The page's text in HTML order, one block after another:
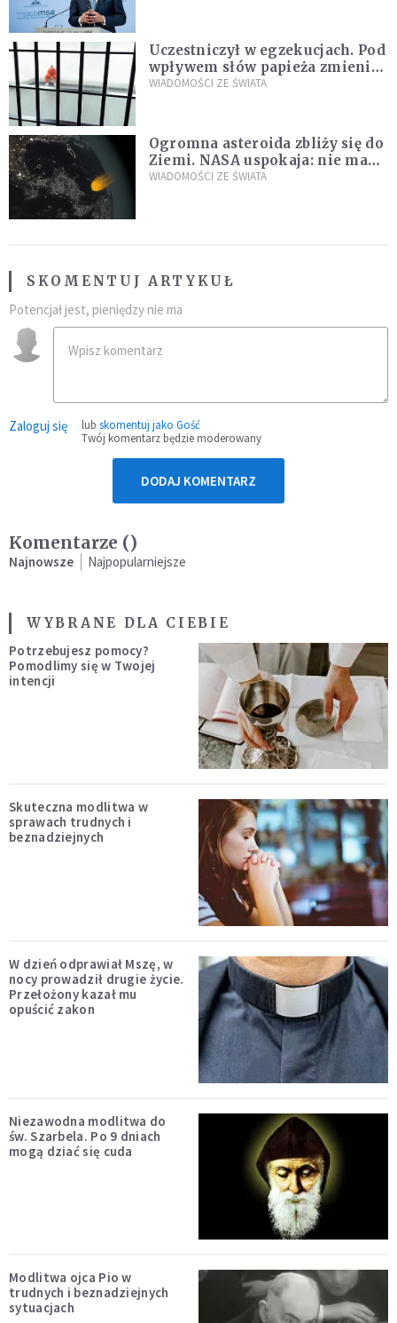
Uczestniczył w egzekucjach. Pod
wpływem słów papieża zmienił
zdanie
WIADOMOŚCI ZE ŚWIATA
Ogromna asteroida zbliży się do
Ziemi. NASA uspokaja: nie ma
zagrożenia
WIADOMOŚCI ZE ŚWIATA
SKOMENTUJ ARTYKUŁ
Potencjał jest, pieniędzy nie ma
Zaloguj się lub skomentuj jako Gość
Twój komentarz będzie moderowany
DODAJ KOMENTARZ
Komentarze ()
Najnowsze Najpopularniejsze
WYBRANE DLA CIEBIE
Potrzebujesz pomocy?
Pomodlimy się w Twojej
intencji
Skuteczna modlitwa w
sprawach trudnych i
beznadziejnych
W dzień odprawiał Mszę, w
nocy prowadził drugie życie.
Przełożony kazał mu
opuścić zakon
Niezawodna modlitwa do
św. Szarbela. Po 9 dniach
mogą dziać się cuda
Modlitwa ojca Pio w
trudnych i beznadziejnych
sytuacjach